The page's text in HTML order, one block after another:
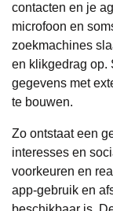
contacten en je
microfoon en
zoekmachines
en klikgedrag op.
gegevens met
te bouwen.
Zo ontstaat een
interesses en
voorkeuren en
app-gebruik en